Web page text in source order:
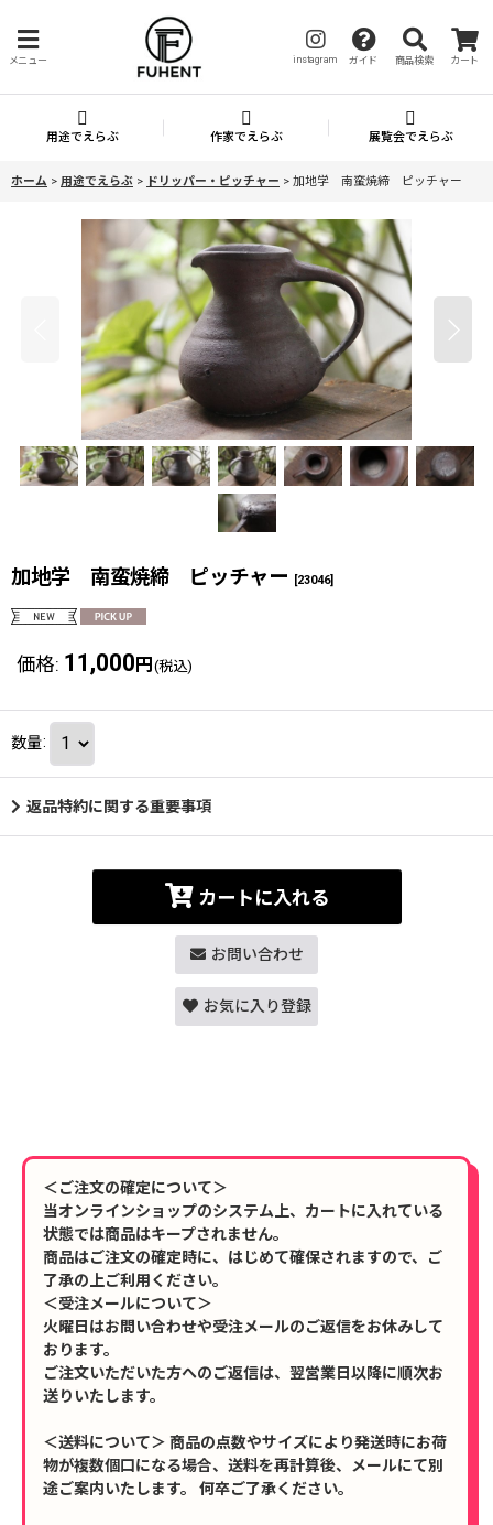
メニュー instagram ガイド 商品検索 カート
用途でえらぶ 作家でえらぶ 展覧会でえらぶ
ホーム > 用途でえらぶ > ドリッパー・ピッチャー > 加地学 南蛮焼締 ピッチャー
加地学 南蛮焼締 ピッチャー [23046]
価格: 11,000 円 (税込)
数量:
返品特約に関する重要事項
カートに入れる
お問い合わせ
お気に入り登録
＜ご注文の確定について＞
当オンラインショップのシステム上、カートに入れている
状態では商品はキープされません。
商品はご注文の確定時に、はじめて確保されますので、ご
了承の上ご利用ください。
＜受注メールについて＞
火曜日はお問い合わせや受注メールのご返信をお休みして
おります。
ご注文いただいた方へのご返信は、翌営業日以降に順次お
送りいたします。
＜送料について＞ 商品の点数やサイズにより発送時にお荷
物が複数個口になる場合、送料を再計算後、メールにて別
途ご案内いたします。 何卒ご了承ください。